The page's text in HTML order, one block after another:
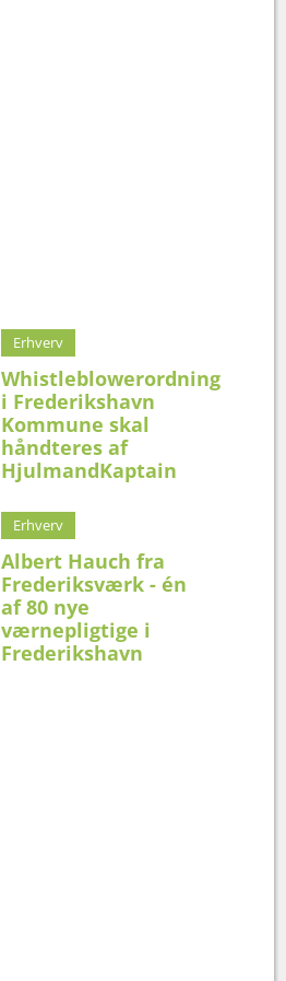
Erhverv
Whistleblowerordning
i Frederikshavn
Kommune skal
håndteres af
HjulmandKaptain
Erhverv
Albert Hauch fra
Frederiksværk - én
af 80 nye
værnepligtige i
Frederikshavn